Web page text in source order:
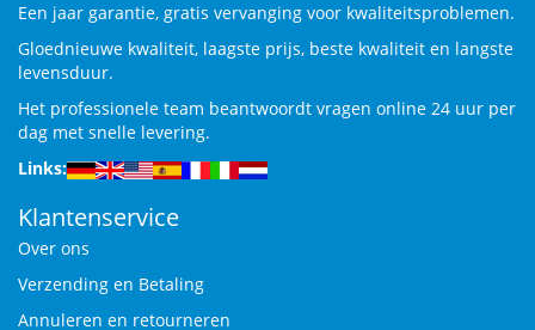
Een jaar garantie, gratis vervanging voor kwaliteitsproblemen.
Gloednieuwe kwaliteit, laagste prijs, beste kwaliteit en langste
levensduur.
Het professionele team beantwoordt vragen online 24 uur per
dag met snelle levering.
Links:
Klantenservice
Over ons
Verzending en Betaling
Annuleren en retourneren